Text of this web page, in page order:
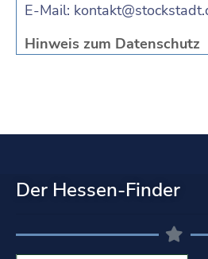
E-Mail:
Hinweis zum Datenschutz
Der Hessen-Finder